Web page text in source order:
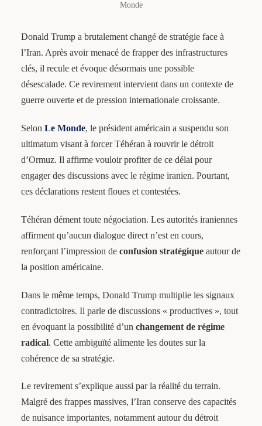
Monde
Donald Trump a brutalement changé de stratégie face à
l’Iran. Après avoir menacé de frapper des infrastructures
clés, il recule et évoque désormais une possible
désescalade. Ce revirement intervient dans un contexte de
guerre ouverte et de pression internationale croissante.
Selon Le Monde, le président américain a suspendu son
ultimatum visant à forcer Téhéran à rouvrir le détroit
d’Ormuz. Il affirme vouloir profiter de ce délai pour
engager des discussions avec le régime iranien. Pourtant,
ces déclarations restent floues et contestées.
Téhéran dément toute négociation. Les autorités iraniennes
affirment qu’aucun dialogue direct n’est en cours,
renforçant l’impression de confusion stratégiqueautour de
la position américaine.
Dans le même temps, Donald Trump multiplie les signaux
contradictoires. Il parle de discussions « productives », tout
en évoquant la possibilité d’un changement de régime
radical. Cette ambiguïté alimente les doutes sur la
cohérence de sa stratégie.
Le revirement s’explique aussi par la réalité du terrain.
Malgré des frappes massives, l’Iran conserve des capacités
de nuisance importantes, notamment autour du détroit